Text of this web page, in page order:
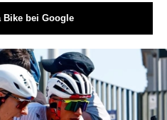
Bike bei Google